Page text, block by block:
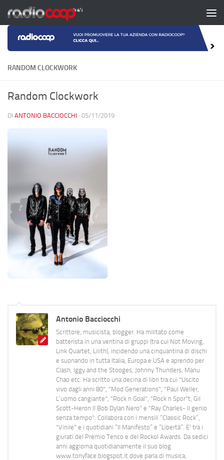
Salta al contenuto
RANDOM CLOCKWORK
Random Clockwork
DI ANTONIO BACCIOCCHI · 05/11/2019
Antonio Bacciocchi
Scrittore, musicista, blogger. Ha militato come
batterista in una ventina di gruppi (tra cui Not Moving,
Link Quartet, Lilith), incidendo una cinquantina di dischi
e suonando in tutta Italia, Europa e USA e aprendo per
Clash, Iggy and the Stooges, Johnny Thunders, Manu
Chao etc. Ha scritto una decina di libri tra cui "Uscito
vivo dagli anni 80", "Mod Generations", "Paul Weller,
L’uomo cangiante", "Rock n Goal", "Rock n Spor"t, Gil
Scott-Heron Il Bob Dylan Nero" e "Ray Charles- Il genio
senza tempo". Collabora con i mensili “Classic Rock”,
"Vinile" e i quotidiani “Il Manifesto” e “Libertà”. E' tra i
giurati del Premio Tenco e del Rockol Awards. Da sedici
anni aggiorna quotidianamente il suo blog
www.tonyface.blogspot.it dove parla di musica,